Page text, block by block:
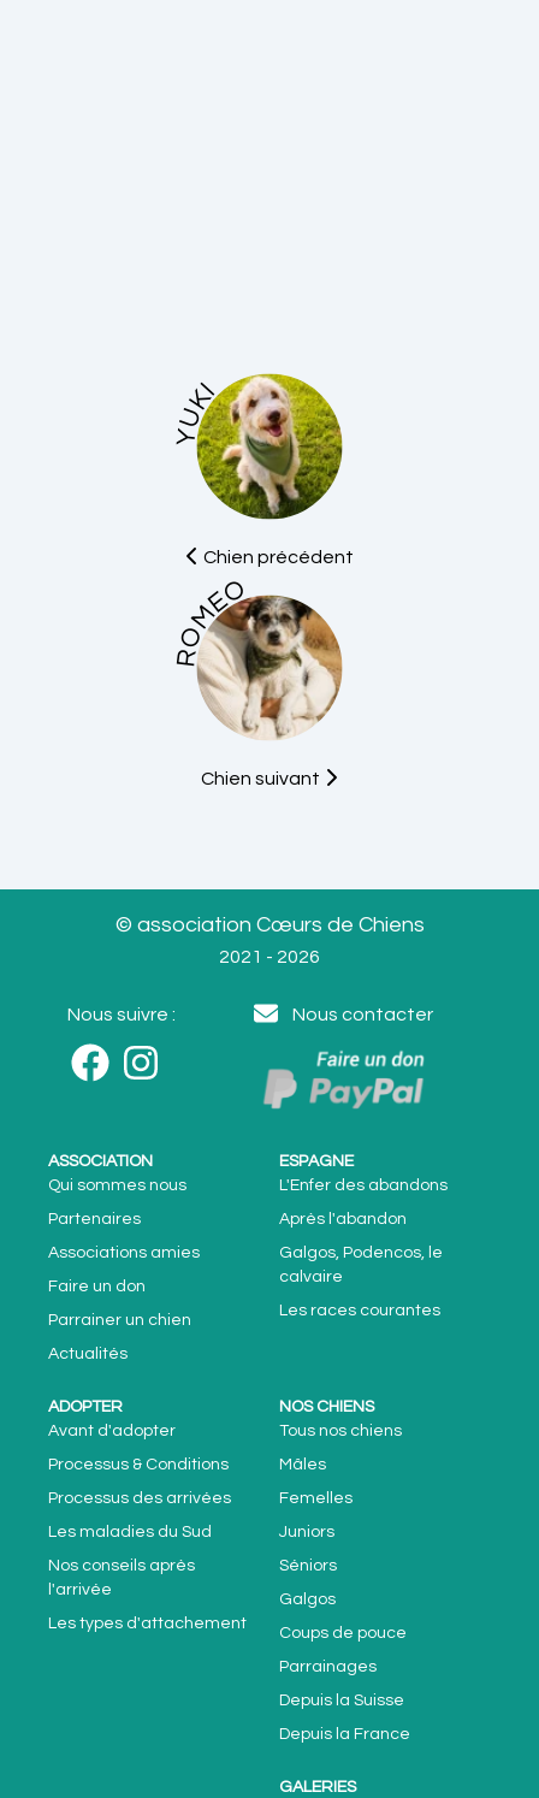
YUKI
Chien précédent
ROMEO
Chien suivant
© association Cœurs de Chiens
2021 - 2026
Nous suivre : Nous contacter
ASSOCIATION
Qui sommes nous
Partenaires
Associations amies
Faire un don
Parrainer un chien
Actualités
ESPAGNE
L'Enfer des abandons
Après l'abandon
Galgos, Podencos, le
calvaire
Les races courantes
ADOPTER
Avant d'adopter
Processus & Conditions
Processus des arrivées
Les maladies du Sud
Nos conseils après
l'arrivée
Les types d'attachement
NOS CHIENS
Tous nos chiens
Mâles
Femelles
Juniors
Séniors
Galgos
Coups de pouce
Parrainages
Depuis la Suisse
Depuis la France
GALERIES